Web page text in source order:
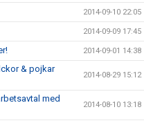
2014-09-10 22:05
2014-09-09 17:45
2014-09-01 14:38
& pojkar
2014-08-29 15:12
med
2014-08-10 13:18